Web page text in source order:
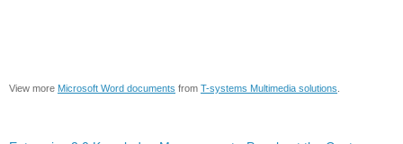
View more Microsoft Word documents from T-systems Multimedia solutions